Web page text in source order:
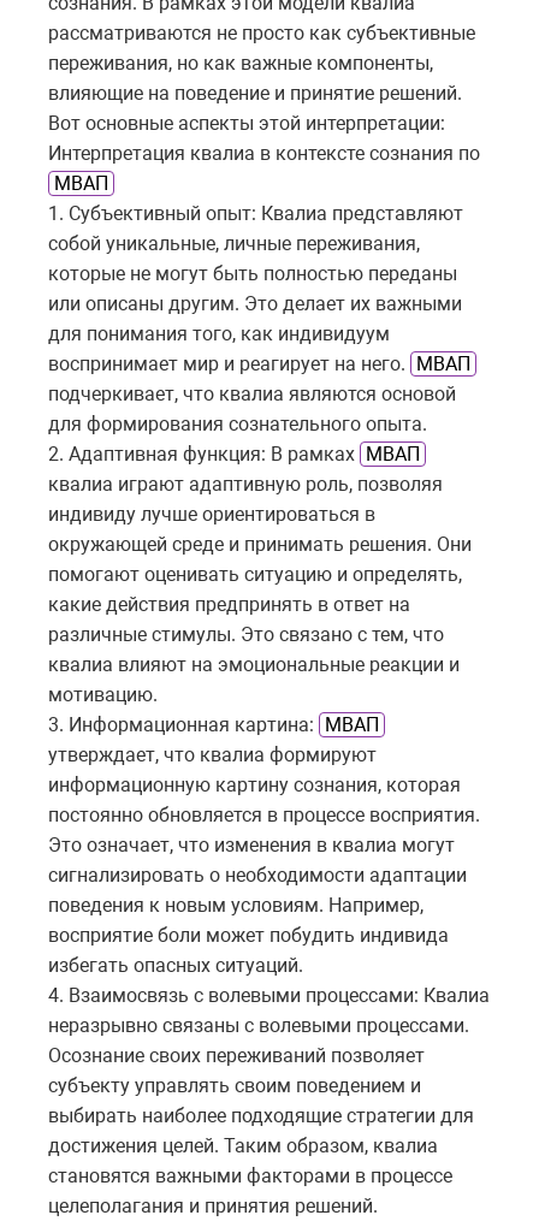
рассматриваются не просто как субъективные
переживания, но как важные компоненты,
влияющие на поведение и принятие решений.
Вот основные аспекты этой интерпретации:
Интерпретация квалиа в контексте сознания по
МВАП
1. Субъективный опыт: Квалиа представляют
собой уникальные, личные переживания,
которые не могут быть полностью переданы
или описаны другим. Это делает их важными
для понимания того, как индивидуум
воспринимает мир и реагирует на него.
МВАП
подчеркивает, что квалиа являются основой
для формирования сознательного опыта.
2. Адаптивная функция: В рамках МВАП
квалиа играют адаптивную роль, позволяя
индивиду лучше ориентироваться в
окружающей среде и принимать решения. Они
помогают оценивать ситуацию и определять,
какие действия предпринять в ответ на
различные стимулы. Это связано с тем, что
квалиа влияют на эмоциональные реакции и
мотивацию.
3. Информационная картина:
МВАП
утверждает, что квалиа формируют
информационную картину сознания, которая
постоянно обновляется в процессе восприятия.
Это означает, что изменения в квалиа могут
сигнализировать о необходимости адаптации
поведения к новым условиям. Например,
восприятие боли может побудить индивида
избегать опасных ситуаций.
4. Взаимосвязь с волевыми процессами: Квалиа
неразрывно связаны с волевыми процессами.
Осознание своих переживаний позволяет
субъекту управлять своим поведением и
выбирать наиболее подходящие стратегии для
достижения целей. Таким образом, квалиа
становятся важными факторами в процессе
целеполагания и принятия решений.